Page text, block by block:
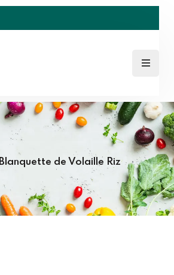
Blanquette de Volaille Riz